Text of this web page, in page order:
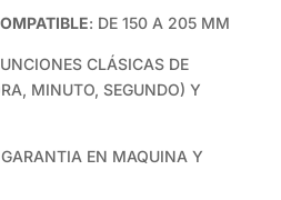
: DE 150 A 205 MM
CLÁSICAS DE
MINUTO, SEGUNDO) Y
EN MAQUINA Y